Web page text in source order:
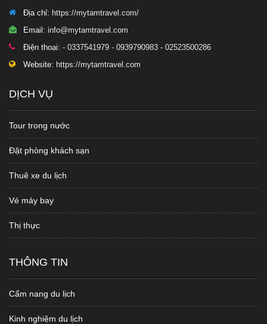
Địa chỉ: https://mytamtravel.com/
Email: info@mytamtravel.com
Điện thoại: - 0337541979 - 0939790983 - 02523500286
Website: https://mytamtravel.com
DỊCH VỤ
Tour trong nước
Đặt phòng khách sạn
Thuê xe du lịch
Vé máy bay
Thị thực
THÔNG TIN
Cẩm nang du lịch
Kinh nghiệm du lịch